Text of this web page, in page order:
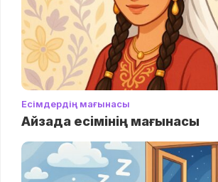
Есімдердің мағынасы
Айзада есімінің мағынасы